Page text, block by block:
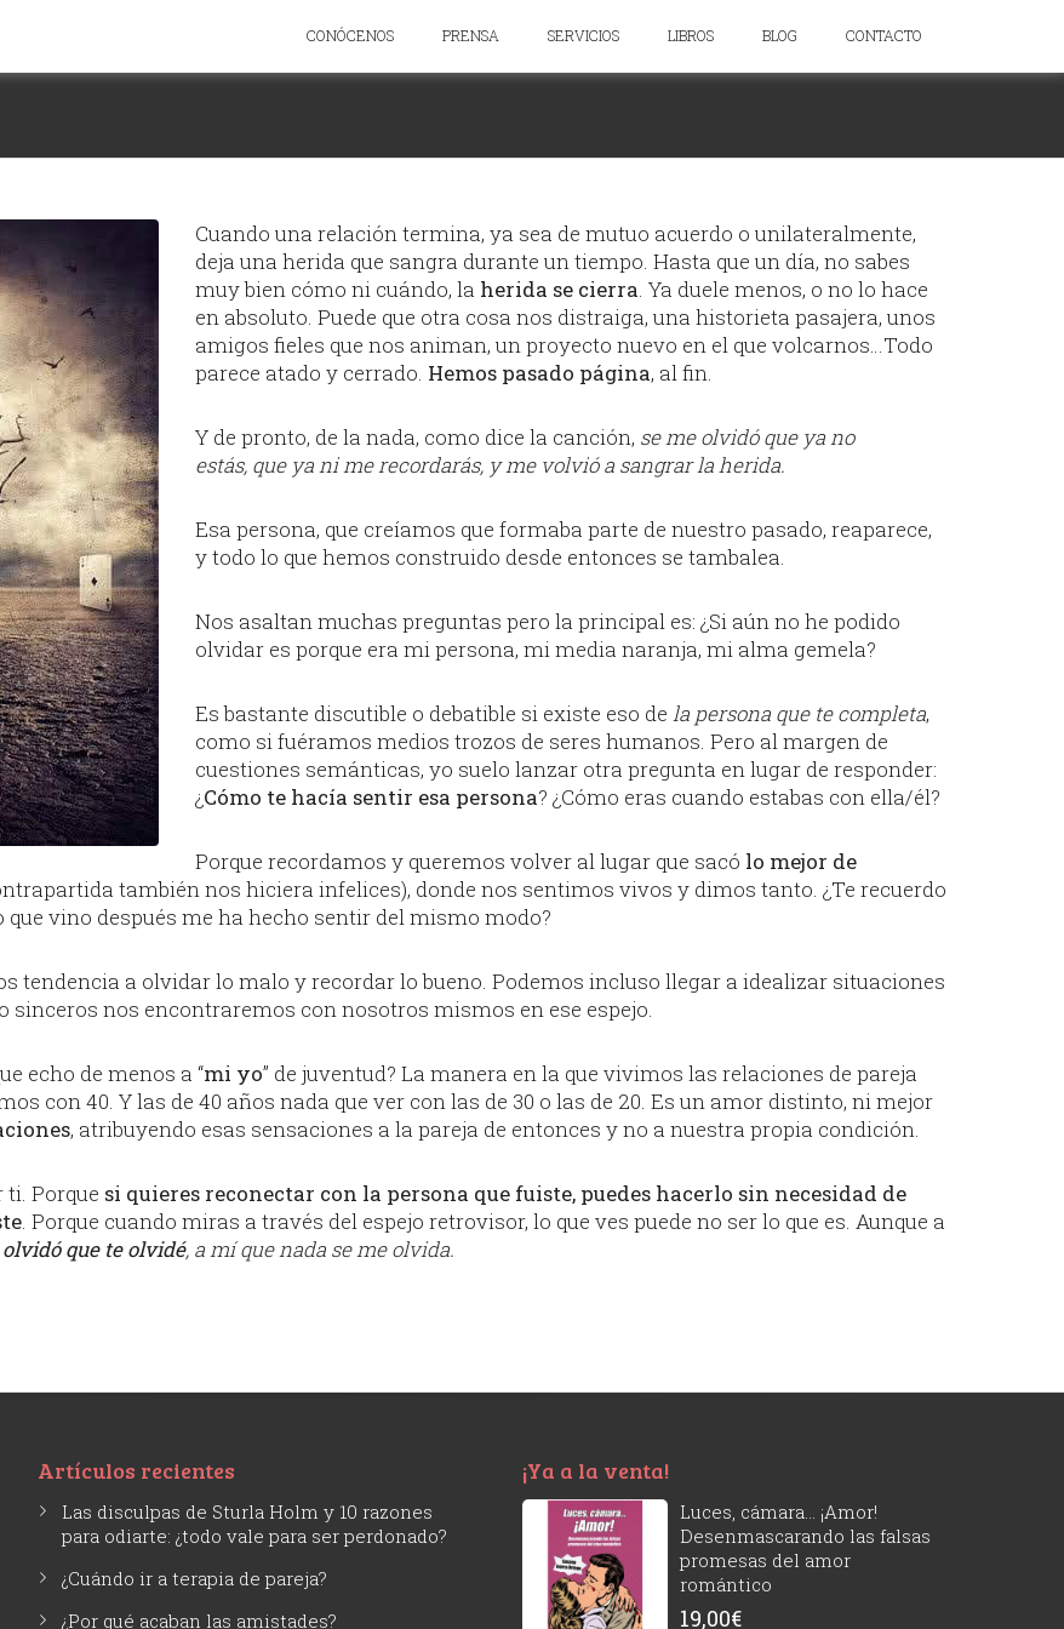
CONÓCENOS PRENSA SERVICIOS LIBROS BLOG CONTACTO
Cuando una relación termina, ya sea de mutuo acuerdo o unilateralmente,
deja una herida que sangra durante un tiempo. Hasta que un día, no sabes
muy bien cómo ni cuándo, la herida se cierra. Ya duele menos, o no lo hace
en absoluto. Puede que otra cosa nos distraiga, una historieta pasajera, unos
amigos fieles que nos animan, un proyecto nuevo en el que volcarnos…Todo
parece atado y cerrado. Hemos pasado página, al fin.
Y de pronto, de la nada, como dice la canción, se me olvidó que ya no
estás, que ya ni me recordarás, y me volvió a sangrar la herida.
Esa persona, que creíamos que formaba parte de nuestro pasado, reaparece,
y todo lo que hemos construido desde entonces se tambalea.
Nos asaltan muchas preguntas pero la principal es: ¿Si aún no he podido
olvidar es porque era mi persona, mi media naranja, mi alma gemela?
Es bastante discutible o debatible si existe eso de la persona que te completa,
como si fuéramos medios trozos de seres humanos. Pero al margen de
cuestiones semánticas, yo suelo lanzar otra pregunta en lugar de responder:
¿Cómo te hacía sentir esa persona? ¿Cómo eras cuando estabas con ella/él?
Porque recordamos y queremos volver al lugar que sacó lo mejor de
también nos hiciera infelices), donde nos sentimos vivos y dimos tanto. ¿Te recuerdo
que vino después me ha hecho sentir del mismo modo?
tendencia a olvidar lo malo y recordar lo bueno. Podemos incluso llegar a idealizar situaciones
sinceros nos encontraremos con nosotros mismos en ese espejo.
echo de menos a “mi yo” de juventud? La manera en la que vivimos las relaciones de pareja
con 40. Y las de 40 años nada que ver con las de 30 o las de 20. Es un amor distinto, ni mejor
, atribuyendo esas sensaciones a la pareja de entonces y no a nuestra propia condición.
Porque si quieres reconectar con la persona que fuiste, puedes hacerlo sin necesidad de
. Porque cuando miras a través del espejo retrovisor, lo que ves puede no ser lo que es. Aunque a
olvidó que te olvidé, a mí que nada se me olvida.
Artículos recientes
Las disculpas de Sturla Holm y 10 razones
para odiarte: ¿todo vale para ser perdonado?
¿Cuándo ir a terapia de pareja?
¿Por qué acaban las amistades?
¡Ya a la venta!
Luces, cámara... ¡Amor!
Desenmascarando las falsas
promesas del amor
romántico
19,00€